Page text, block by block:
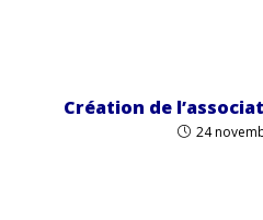
Création de
24